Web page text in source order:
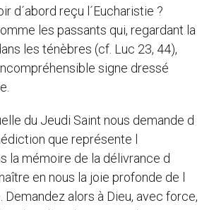
d´abord reçu l´Eucharistie ?
les passants qui, regardant la
les ténèbres (cf. Luc 23, 44),
signe dressé
du Jeudi Saint nous demande d
que représente l
la mémoire de la délivrance d
en nous la joie profonde de l
Demandez alors à Dieu, avec force,